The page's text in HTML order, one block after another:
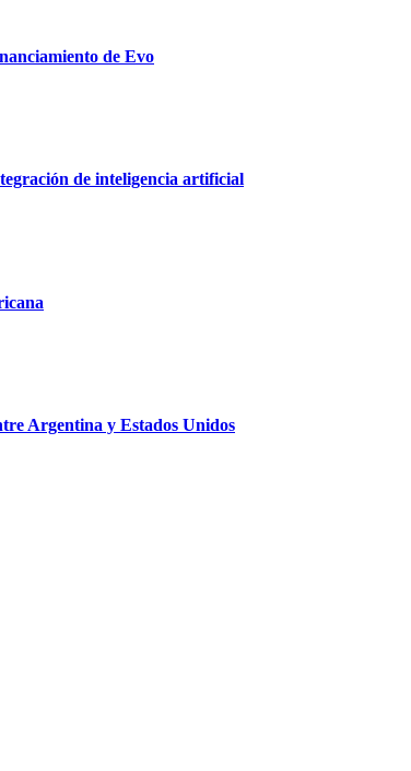
de Evo
de inteligencia artificial
Argentina y Estados Unidos